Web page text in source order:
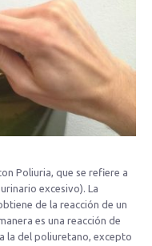
Poliuria, que se refiere a
excesivo). La
de la reacción de un
es una reacción de
la del poliuretano, excepto